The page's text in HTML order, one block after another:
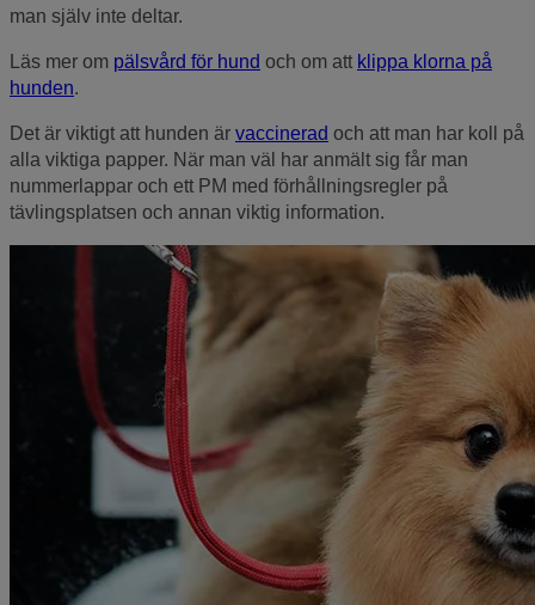
man själv inte deltar.
Läs mer om pälsvård för hund och om att klippa klorna på
hunden.
Det är viktigt att hunden är vaccinerad och att man har koll på
alla viktiga papper. När man väl har anmält sig får man
nummerlappar och ett PM med förhållningsregler på
tävlingsplatsen och annan viktig information.